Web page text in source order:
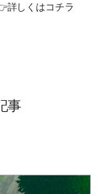
詳しくはコチラ
事